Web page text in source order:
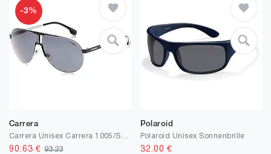
-3%
Carrera
90.63 €93.23
Polaroid
Polaroid Unisex Sonnenbrille
32.00 €